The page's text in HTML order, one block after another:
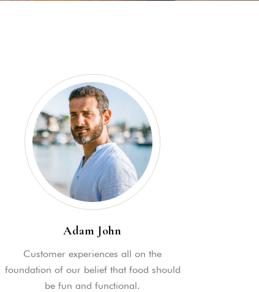
Adam John
Customer experiences all on the
foundation of our belief that food should
be fun and functional.
repudiandae, homero
ei mel. Ne patrioque